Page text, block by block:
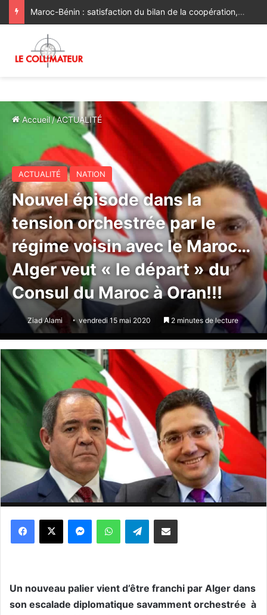
Maroc-Bénin : satisfaction du bilan de la coopération, volonté commune de la renforcer et de la diversifier davantage
Accueil/ACTUALITÉ
ACTUALITÉ NATION
Nouvel épisode dans la
tension orchestrée par le
régime voisin avec le Maroc…
Alger veut « le départ » du
Consul du Maroc à Oran!!!
Ziad Alami vendredi 15 mai 2020 2 minutes de lecture
WhatsApp Telegram
Un nouveau palier vient d’être franchi par Alger dans
son escalade diplomatique savamment orchestrée à